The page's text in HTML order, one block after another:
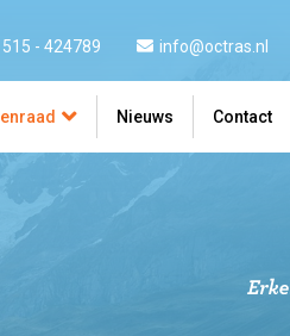
515 - 424789 info@octras.nl
Nieuws Contact